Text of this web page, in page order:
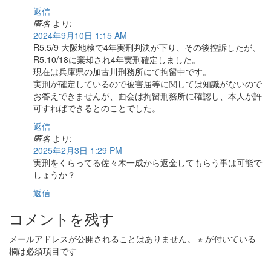
返信
匿名 より:
2024年9月10日 1:15 AM
R5.5/9 大阪地検で4年実刑判決が下り、その後控訴したが、
R5.10/18に棄却され4年実刑確定しました。
現在は兵庫県の加古川刑務所にて拘留中です。
実刑が確定しているので被害届等に関しては知識がないので
お答えできませんが、面会は拘留刑務所に確認し、本人が許
可すればできるとのことでした。
返信
匿名 より:
2025年2月3日 1:29 PM
実刑をくらってる佐々木一成から返金してもらう事は可能で
しょうか？
返信
コメントを残す
メールアドレスが公開されることはありません。 ※ が付いている
欄は必須項目です